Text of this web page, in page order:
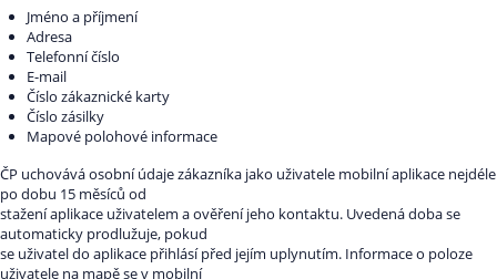
Jméno a příjmení
Adresa
Telefonní číslo
E-mail
Číslo zákaznické karty
Číslo zásilky
Mapové polohové informace
ČP uchovává osobní údaje zákazníka jako uživatele mobilní aplikace nejdéle
po dobu 15 měsíců od
stažení aplikace uživatelem a ověření jeho kontaktu. Uvedená doba se
automaticky prodlužuje, pokud
se uživatel do aplikace přihlásí před jejím uplynutím. Informace o poloze
uživatele na mapě se v mobilní